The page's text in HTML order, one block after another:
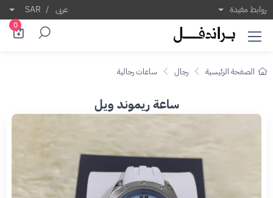
روابط مفيدة عربى /
SAR
0
الصفحة الرئيسية رجال ساعات رجالية
ساعة ريموند ويل